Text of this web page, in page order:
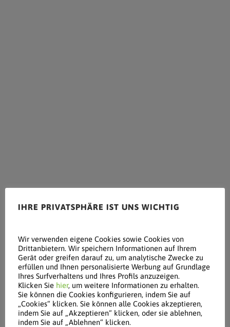
IHRE PRIVATSPHÄRE IST UNS WICHTIG
Wir verwenden eigene Cookies sowie Cookies von
Drittanbietern. Wir speichern Informationen auf Ihrem
Gerät oder greifen darauf zu, um analytische Zwecke zu
erfüllen und Ihnen personalisierte Werbung auf Grundlage
Ihres Surfverhaltens und Ihres Profils anzuzeigen.
Klicken Sie hier, um weitere Informationen zu erhalten.
Sie können die Cookies konfigurieren, indem Sie auf
„Cookies“ klicken. Sie können alle Cookies akzeptieren,
indem Sie auf „Akzeptieren“ klicken, oder sie ablehnen,
indem Sie auf „Ablehnen“ klicken.